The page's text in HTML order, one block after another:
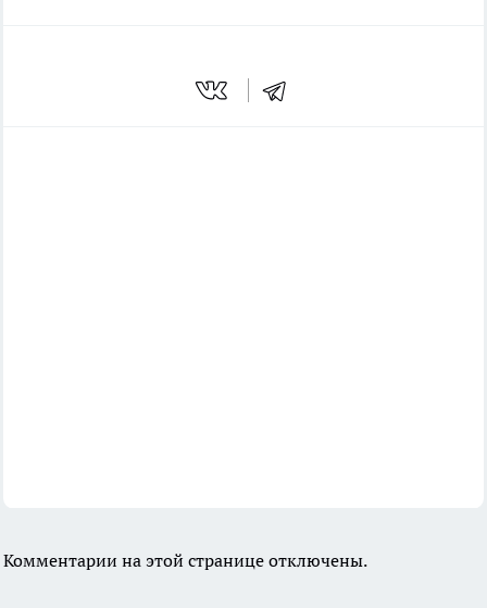
Комментарии на этой странице отключены.